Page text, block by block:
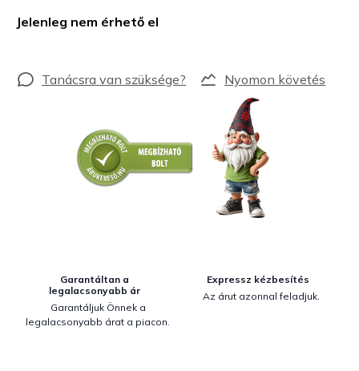
Jelenleg nem érhető el
Nyomon követés
Garantáltan a
legalacsonyabb ár
Garantáljuk Önnek a
legalacsonyabb árat a piacon.
Expressz kézbesítés
Az árut azonnal feladjuk.